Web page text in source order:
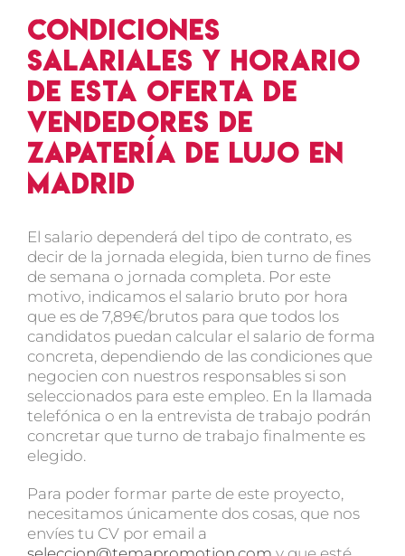
Condiciones
salariales y horario
de esta oferta de
vendedores de
zapatería de lujo en
Madrid
El salario dependerá del tipo de contrato, es
decir de la jornada elegida, bien turno de fines
de semana o jornada completa. Por este
motivo, indicamos el salario bruto por hora
que es de 7,89€/brutos para que todos los
candidatos puedan calcular el salario de forma
concreta, dependiendo de las condiciones que
negocien con nuestros responsables si son
seleccionados para este empleo. En la llamada
telefónica o en la entrevista de trabajo podrán
concretar que turno de trabajo finalmente es
elegido.
Para poder formar parte de este proyecto,
necesitamos únicamente dos cosas, que nos
envíes tu CV por email a